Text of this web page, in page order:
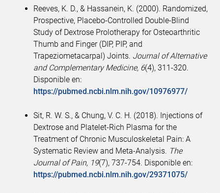
Reeves, K. D., & Hassanein, K. (2000). Randomized,
Prospective, Placebo-Controlled Double-Blind
Study of Dextrose Prolotherapy for Osteoarthritic
Thumb and Finger (DIP, PIP, and
Trapeziometacarpal) Joints. Journal of Alternative
and Complementary Medicine, 6(4), 311-320.
Disponible en:
https://pubmed.ncbi.nlm.nih.gov/10976977/
Sit, R. W. S., & Chung, V. C. H. (2018). Injections of
Dextrose and Platelet-Rich Plasma for the
Treatment of Chronic Musculoskeletal Pain: A
Systematic Review and Meta-Analysis. The
Journal of Pain, 19(7), 737-754. Disponible en:
https://pubmed.ncbi.nlm.nih.gov/29371075/